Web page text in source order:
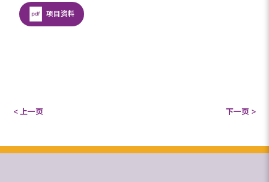
项目资料
< 上一页 下一页 >